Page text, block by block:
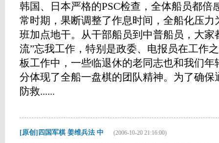
韩国、日本严格的PSC检查，全体船员都倍
常时期，果断调整了作息时间，全船化压
班加点地干。从干部船员到中普船员，大家
流”忘我工作，特别是政委、电报员在工作
板工作中，一些临退休的老同志也和我们
分体现了全船一盘棋的团队精神。为了确保
防救......
[原创]四国军棋 姜维兵法 中 (2006-10-20 21:16:00)